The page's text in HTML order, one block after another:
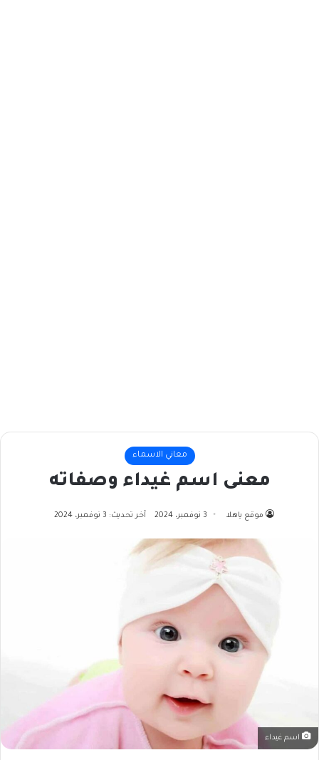
معاني الاسماء
معنى اسم غيداء وصفاته
موقع ياهلا 3 نوفمبر، 2024 آخر تحديث: 3 نوفمبر، 2024
اسم غيداء